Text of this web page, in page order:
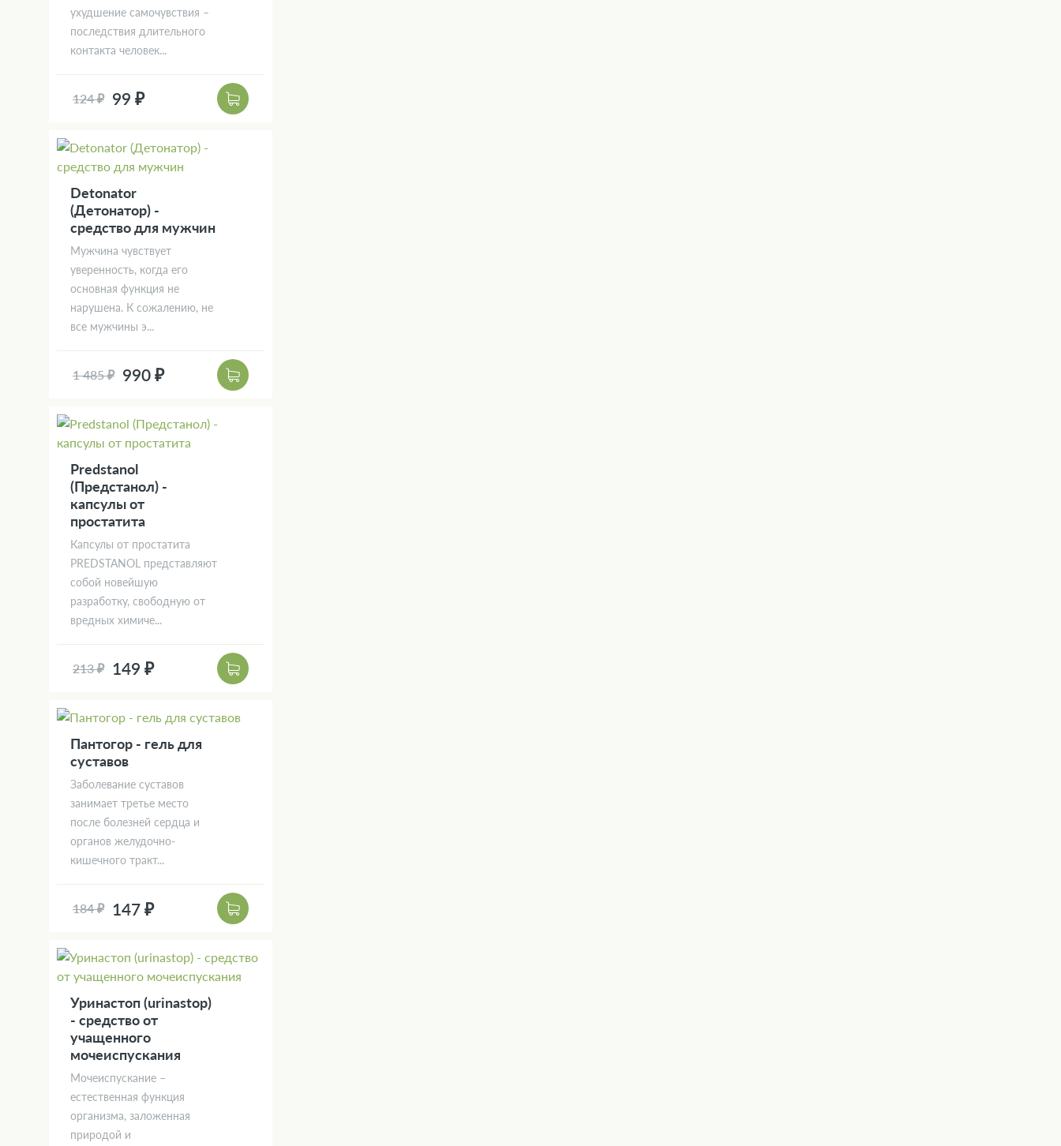
ухудшение самочувствия –
последствия длительного
контакта человек...
124 ₽ 99 ₽
Detonator
(Детонатор) -
средство для мужчин
Мужчина чувствует
уверенность, когда его
основная функция не
нарушена. К сожалению, не
все мужчины э...
1 485 ₽ 990 ₽
Predstanol
(Предстанол) -
капсулы от
простатита
Капсулы от простатита
PREDSTANOL представляют
собой новейшую
разработку, свободную от
вредных химиче...
213 ₽ 149 ₽
Пантогор - гель для
суставов
Заболевание суставов
занимает третье место
после болезней сердца и
органов желудочно-
кишечного тракт...
184 ₽ 147 ₽
Уринастоп (urinastop)
- средство от
учащенного
мочеиспускания
Мочеиспускание –
естественная функция
организма, заложенная
природой и